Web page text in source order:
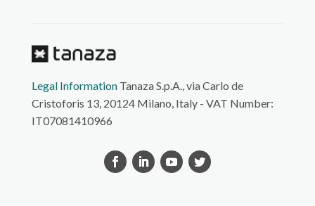
Legal InformationTanaza S.p.A., via Carlo de
Cristoforis 13, 20124 Milano, Italy - VAT Number:
IT07081410966